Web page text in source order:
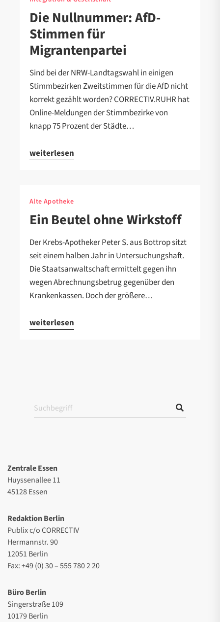
Die Nullnummer: AfD-
Stimmen für
Migrantenpartei
Sind bei der NRW-Landtagswahl in einigen
Stimmbezirken Zweitstimmen für die AfD nicht
korrekt gezählt worden? CORRECTIV.RUHR hat
Online-Meldungen der Stimmbezirke von
knapp 75 Prozent der Städte…
weiterlesen
Alte Apotheke
Ein Beutel ohne Wirkstoff
Der Krebs-Apotheker Peter S. aus Bottrop sitzt
seit einem halben Jahr in Untersuchungshaft.
Die Staatsanwaltschaft ermittelt gegen ihn
wegen Abrechnungsbetrug gegenüber den
Krankenkassen. Doch der größere…
weiterlesen
Zentrale Essen
Huyssenallee 11
45128 Essen
Redaktion Berlin
Publix c/o CORRECTIV
Hermannstr. 90
12051 Berlin
Fax: +49 (0) 30 – 555 780 2 20
Büro Berlin
Singerstraße 109
10179 Berlin